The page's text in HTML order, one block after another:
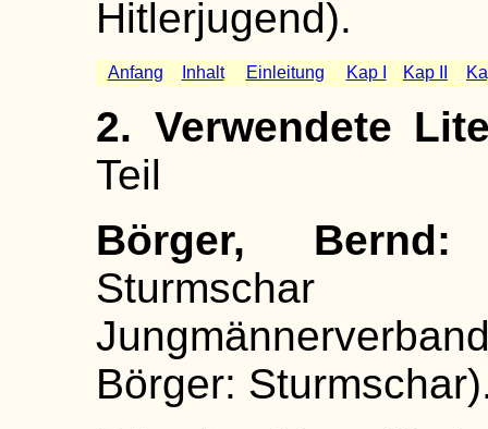
Hitlerjugend).
Anfang Inhalt Einleitung Kap I Kap II
2. Verwendete
Teil
Börger,
Sturmschar
Börger: